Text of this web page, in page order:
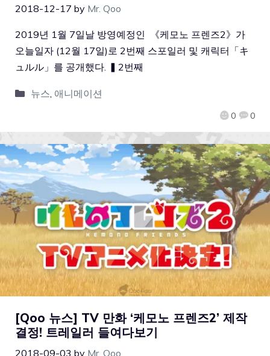
2018-12-17 by Mr. Qoo
0 0
2019년 1월 7일날 방영예정인 《케모노 프렌즈2》가
오늘일자 (12월 17일)로 2번째 스포일러 및 캐릭터「キ
ュルル」를 공개했다. ▍2번째
뉴스 애니메이션
[Qoo 뉴스] TV 만화 ‘케모노 프렌즈2’ 제작
결정! 트레일러 들여다보기
2018-09-03 by Mr. Qoo